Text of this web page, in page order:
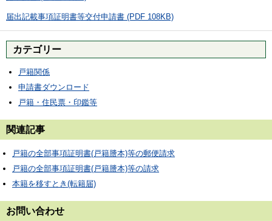
届出記載事項証明書等交付申請書 (PDF 108KB)
カテゴリー
戸籍関係
申請書ダウンロード
戸籍・住民票・印鑑等
関連記事
戸籍の全部事項証明書(戸籍謄本)等の郵便請求
戸籍の全部事項証明書(戸籍謄本)等の請求
本籍を移すとき(転籍届)
お問い合わせ